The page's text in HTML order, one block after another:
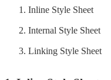
Inline Style Sheet
Internal Style Sheet
Linking Style Sheet